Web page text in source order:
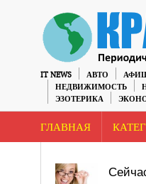
IT NEWS АВТО
НЕДВИЖИМОСТЬ
ЭЗОТЕРИКА
ГЛАВНАЯ